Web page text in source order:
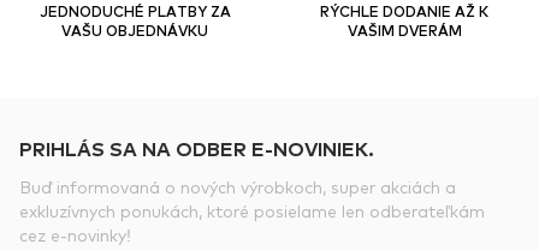
JEDNODUCHÉ PLATBY ZA
VAŠU OBJEDNÁVKU
RÝCHLE DODANIE AŽ K
VAŠIM DVERÁM
PRIHLÁS SA NA ODBER E-NOVINIEK.
Buď informovaná o nových výrobkoch, super akciách a
exkluzívnych ponukách, ktoré posielame len odberateľkám
cez e-novinky!